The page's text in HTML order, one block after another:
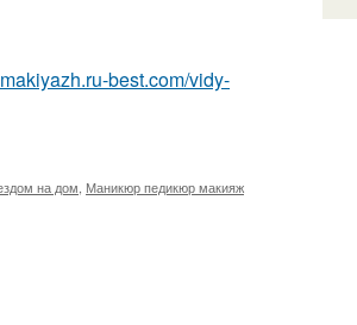
best.com/vidy-
на дом Маникюр педикюр макияж